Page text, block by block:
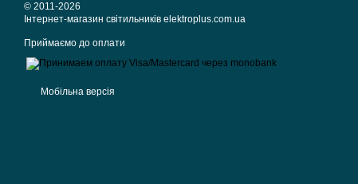
© 2011-2026
Iнтернет-магазин світильників elektroplus.com.ua
Приймаємо до оплати
Мобільна версія